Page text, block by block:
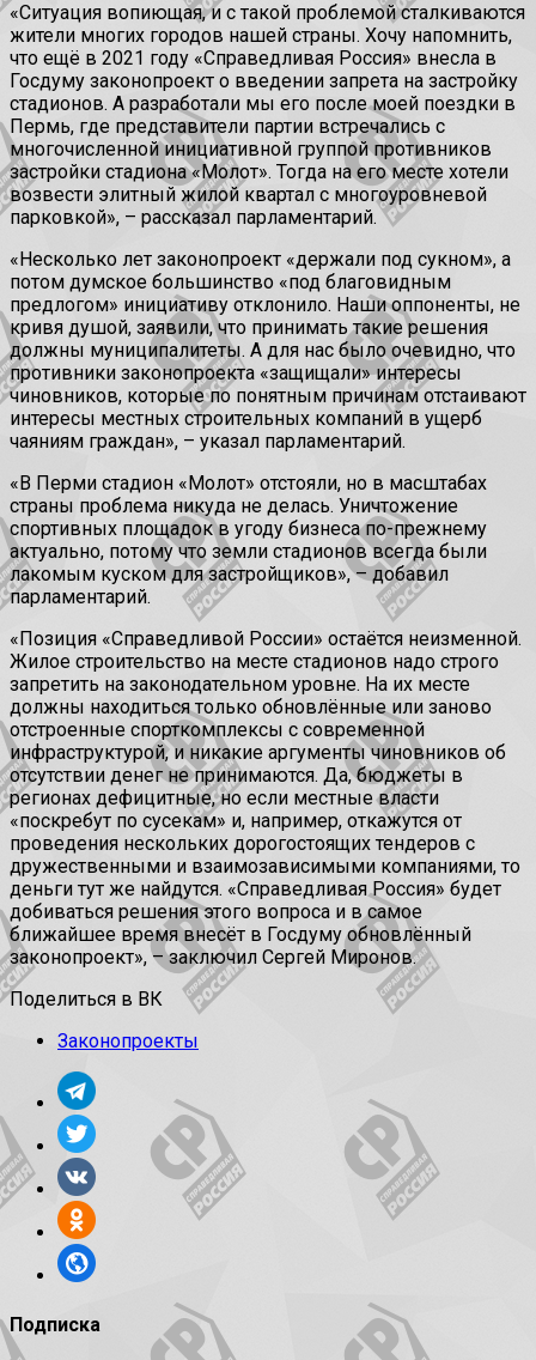
«Ситуация вопиющая, и с такой проблемой сталкиваются
жители многих городов нашей страны. Хочу напомнить,
что ещё в 2021 году «Справедливая Россия» внесла в
Госдуму законопроект о введении запрета на застройку
стадионов. А разработали мы его после моей поездки в
Пермь, где представители партии встречались с
многочисленной инициативной группой противников
застройки стадиона «Молот». Тогда на его месте хотели
возвести элитный жилой квартал с многоуровневой
парковкой», – рассказал парламентарий.
«Несколько лет законопроект «держали под сукном», а
потом думское большинство «под благовидным
предлогом» инициативу отклонило. Наши оппоненты, не
кривя душой, заявили, что принимать такие решения
должны муниципалитеты. А для нас было очевидно, что
противники законопроекта «защищали» интересы
чиновников, которые по понятным причинам отстаивают
интересы местных строительных компаний в ущерб
чаяниям граждан», – указал парламентарий.
«В Перми стадион «Молот» отстояли, но в масштабах
страны проблема никуда не делась. Уничтожение
спортивных площадок в угоду бизнеса по-прежнему
актуально, потому что земли стадионов всегда были
лакомым куском для застройщиков», – добавил
парламентарий.
«Позиция «Справедливой России» остаётся неизменной.
Жилое строительство на месте стадионов надо строго
запретить на законодательном уровне. На их месте
должны находиться только обновлённые или заново
отстроенные спорткомплексы с современной
инфраструктурой, и никакие аргументы чиновников об
отсутствии денег не принимаются. Да, бюджеты в
регионах дефицитные, но если местные власти
«поскребут по сусекам» и, например, откажутся от
проведения нескольких дорогостоящих тендеров с
дружественными и взаимозависимыми компаниями, то
деньги тут же найдутся. «Справедливая Россия» будет
добиваться решения этого вопроса и в самое
ближайшее время внесёт в Госдуму обновлённый
законопроект», – заключил Сергей Миронов.
Поделиться в ВК
Законопроекты
Подписка